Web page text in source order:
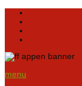
menu